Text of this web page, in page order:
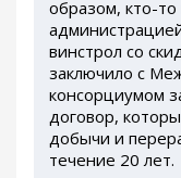
образом, кто-
винстрол со
заключило с
консорциумом
договор,
добычи и
течение 20 лет.